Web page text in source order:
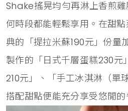
Shake搖晃均勻再淋上香煎
何時段都能輕鬆享用。在甜
典的「提拉米蘇190元」份量
製作的「日式千層蛋糕230元
210元」、「手工冰淇淋（單
搭配甜點便能充分享受悠閒的